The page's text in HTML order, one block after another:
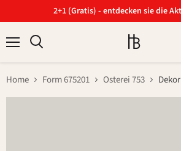
2+1 (Gratis) - entdecken sie die
Home Form 675201 Osterei 753